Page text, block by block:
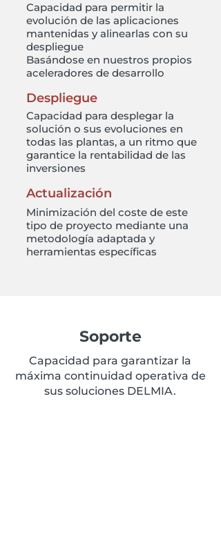
Capacidad para permitir la
evolución de las aplicaciones
mantenidas y alinearlas con su
despliegue
Basándose en nuestros propios
aceleradores de desarrollo
Despliegue
Capacidad para desplegar la
solución o sus evoluciones en
todas las plantas, a un ritmo que
garantice la rentabilidad de las
inversiones
Actualización
Minimización del coste de este
tipo de proyecto mediante una
metodología adaptada y
herramientas específicas
Soporte
Capacidad para garantizar la
máxima continuidad operativa de
sus soluciones DELMIA.